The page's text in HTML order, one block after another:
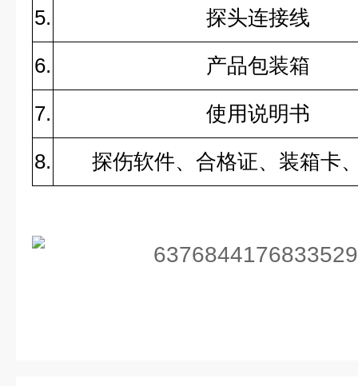
5.
探头连接线
6.
产品包装箱
7.
使用说明书
8.
探伤软件、合格证、装箱卡